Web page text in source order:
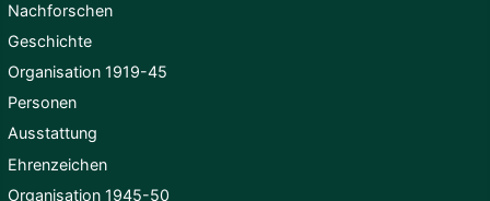
Nachforschen
Geschichte
Organisation 1919-45
Personen
Ausstattung
Ehrenzeichen
Organisation 1945-50